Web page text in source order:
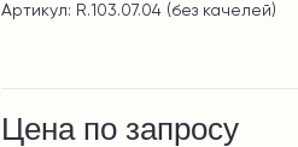
Артикул: R.103.07.04 (без качелей)
Цена по запросу